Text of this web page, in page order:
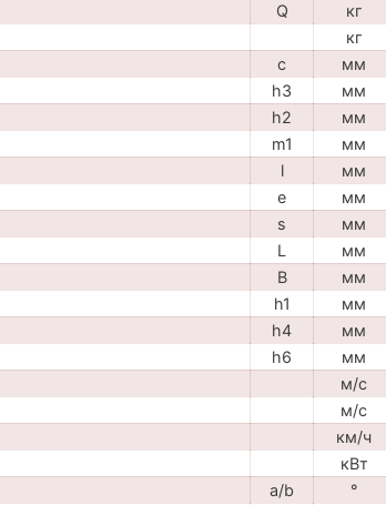
Q кг
кг
c мм
h3 мм
h2 мм
m1 мм
l мм
e мм
s мм
L мм
B мм
h1 мм
h4 мм
h6 мм
м/с
м/с
км/ч
кВт
a/b °